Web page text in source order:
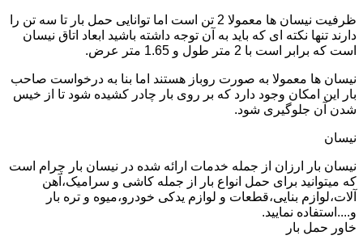
ظرفیت نیسان ها معمولا 2 تن است اما توانایی حمل بار تا سه تن را
دارند تنها نکته ای که باید به آن توجه داشته باشید ابعاد اتاق نیسان
است که برابر است با 2 متر طول و 1.65 متر عرض.
نیسان ها معمولا به صورت روباز هستند اما بنا به درخواست صاحب
بار این امکان وجود دارد که بر روی بار چادر کشیده شود تا از خیس
شدن آن جلوگیری شود.
نیسان
نیسان بار ارزان از جمله خدمات ارائه شده در نیسان بار چرام است
که میتوانید برای حمل انواع بار از جمله کاشی و سرامیک،آهن
آلات،لوازم بنایی،قطعات و لوازم یدکی خودرو،میوه و تره بار
و....استفاده نمایید.
خاور حمل بار